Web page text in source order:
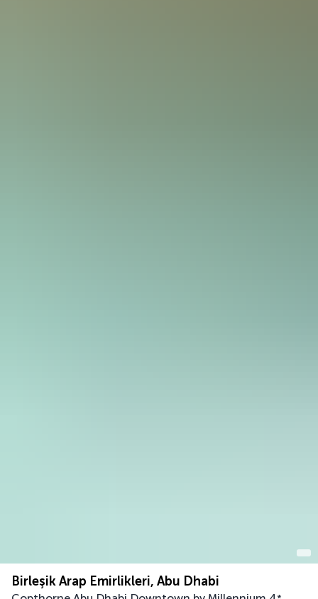
Birleşik Arap Emirlikleri, Abu Dhabi